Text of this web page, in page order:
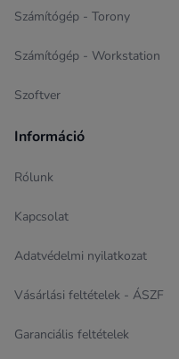
Számítógép - Torony
Számítógép - Workstation
Szoftver
Információ
Rólunk
Kapcsolat
Adatvédelmi nyilatkozat
Vásárlási feltételek - ÁSZF
Garanciális feltételek